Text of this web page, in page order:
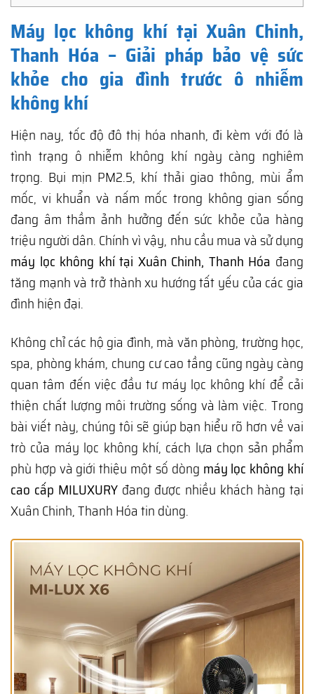
Máy lọc không khí tại Xuân Chinh,
Thanh Hóa – Giải pháp bảo vệ sức
khỏe cho gia đình trước ô nhiễm
không khí
Hiện nay, tốc độ đô thị hóa nhanh, đi kèm với đó là
tình trạng ô nhiễm không khí ngày càng nghiêm
trọng. Bụi mịn PM2.5, khí thải giao thông, mùi ẩm
mốc, vi khuẩn và nấm mốc trong không gian sống
đang âm thầm ảnh hưởng đến sức khỏe của hàng
triệu người dân. Chính vì vậy, nhu cầu mua và sử dụng
máy lọc không khí tại Xuân Chinh, Thanh Hóa đang
tăng mạnh và trở thành xu hướng tất yếu của các gia
đình hiện đại.
Không chỉ các hộ gia đình, mà văn phòng, trường học,
spa, phòng khám, chung cư cao tầng cũng ngày càng
quan tâm đến việc đầu tư máy lọc không khí để cải
thiện chất lượng môi trường sống và làm việc. Trong
bài viết này, chúng tôi sẽ giúp bạn hiểu rõ hơn về vai
trò của máy lọc không khí, cách lựa chọn sản phẩm
phù hợp và giới thiệu một số dòng máy lọc không khí
cao cấp MILUXURY đang được nhiều khách hàng tại
Xuân Chinh, Thanh Hóa tin dùng.